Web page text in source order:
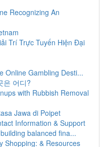
Recognizing An
Trí Trực Tuyến Hiện Đại
Online Gambling Desti...
은 어디?
with Rubbish Removal
Jawa di Poipet
Information & Support
balanced fina...
Shopping: & Resources